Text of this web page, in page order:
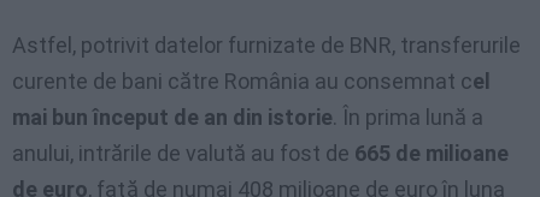
Astfel, potrivit datelor furnizate de BNR, transferurile
curente de bani către România au consemnat cel
mai bun început de an din istorie. În prima lună a
anului, intrările de valută au fost de 665 de milioane
de euro, faţă de numai 408 milioane de euro în luna